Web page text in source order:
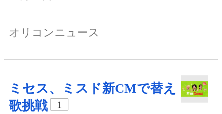
オリコンニュース
ミセス、ミスド新CMで替え
歌挑戦
1